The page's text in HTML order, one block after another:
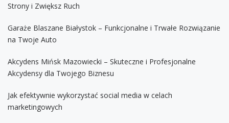
Strony i Zwiększ Ruch
Garaże Blaszane Białystok – Funkcjonalne i Trwałe Rozwiązanie
na Twoje Auto
Akcydens Mińsk Mazowiecki – Skuteczne i Profesjonalne
Akcydensy dla Twojego Biznesu
Jak efektywnie wykorzystać social media w celach
marketingowych